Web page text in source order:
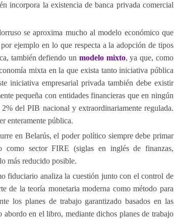
incorpora la existencia de banca privada comercial
se aproxima mucho al modelo económico que
ejemplo en lo que respecta a la adopción de tipos
también defiendo un modelo mixto, ya que, como
mixta en la que exista tanto iniciativa pública
iniciativa empresarial privada también debe existir
pequeña con entidades financieras que en ningún
del PIB nacional y extraordinariamente regulada.
enteramente pública.
en Belarús, el poder político siempre debe primar
sector FIRE (siglas en inglés de finanzas,
más reducido posible.
fiduciario analiza la cuestión junto con el control de
de la teoría monetaria moderna como método para
los planes de trabajo garantizado basados en las
en el libro, mediante dichos planes de trabajo